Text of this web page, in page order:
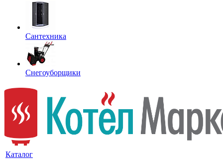
Сантехника
Снегоуборщики
Каталог